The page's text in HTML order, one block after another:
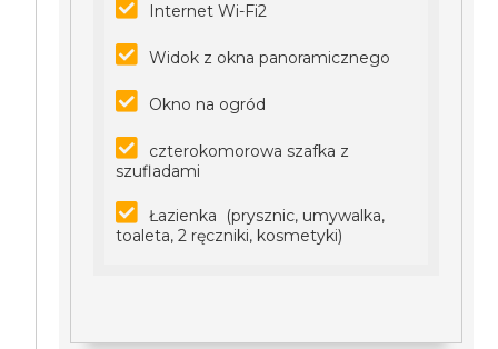
Internet Wi-Fi2
Widok z okna panoramicznego
Okno na ogród
czterokomorowa szafka z
szufladami
Łazienka (prysznic, umywalka,
toaleta, 2 ręczniki, kosmetyki)